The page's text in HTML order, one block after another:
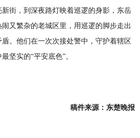
街，到深夜路灯映着巡逻的身影，东岳
又繁杂的老城区里，用巡逻的脚步走出
。他们在一次次接处警中，守护着辖区
坚实的“平安底色”。
稿件来源：东楚晚报